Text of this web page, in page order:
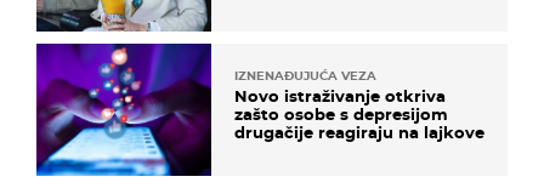
IZNENAĐUJUĆA VEZA
Novo istraživanje otkriva
zašto osobe s depresijom
drugačije reagiraju na lajkove